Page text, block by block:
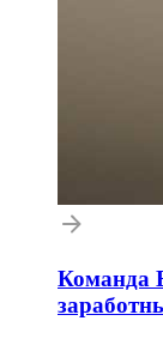
Команда